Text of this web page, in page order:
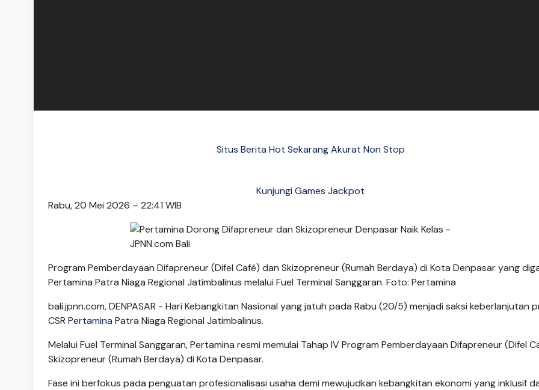
Situs Berita Hot Sekarang Akurat Non Stop
Kunjungi Games Jackpot
Rabu, 20 Mei 2026 – 22:41 WIB
Program Pemberdayaan Difapreneur (Difel Café) dan Skizopreneur (Rumah Berdaya) di Kota Denpasar yang
Pertamina Patra Niaga Regional Jatimbalinus melalui Fuel Terminal Sanggaran. Foto: Pertamina
bali.jpnn.com, DENPASAR - Hari Kebangkitan Nasional yang jatuh pada Rabu (20/5) menjadi saksi keberlanjutan
CSR Pertamina Patra Niaga Regional Jatimbalinus.
Melalui Fuel Terminal Sanggaran, Pertamina resmi memulai Tahap IV Program Pemberdayaan Difapreneur (Difel
Skizopreneur (Rumah Berdaya) di Kota Denpasar.
Fase ini berfokus pada penguatan profesionalisasi usaha demi mewujudkan kebangkitan ekonomi yang inklusif